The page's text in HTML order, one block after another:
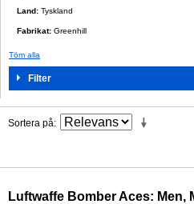
Land: Tyskland
Fabrikat: Greenhill
Töm alla
Filter
Sortera på
Luftwaffe Bomber Aces: Men,